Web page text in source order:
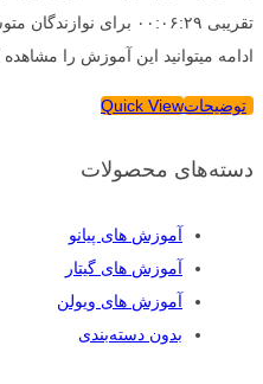
تقریبی ۰۰:۰۶:۲۹ برای
ادامه میتوانید این آموزش را مشاهده
توضیحاتQuick View
دسته‌های محصولات
آموزش های پیانو
آموزش های گیتار
آموزش های ویولن
بدون دسته‌بندی